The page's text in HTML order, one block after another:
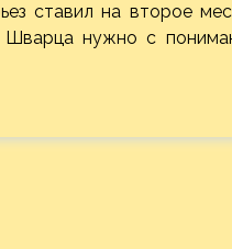
ставил на второе
нужно с